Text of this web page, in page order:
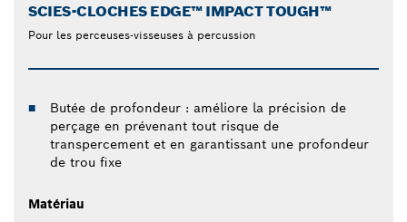
SCIES-CLOCHES EDGE™ IMPACT TOUGH™
Pour les perceuses-visseuses à percussion
Butée de profondeur : améliore la précision de
perçage en prévenant tout risque de
transpercement et en garantissant une profondeur
de trou fixe
Matériau